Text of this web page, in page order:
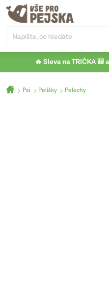
Přejít
obsah
🔥 Sleva na TRIČKA 🎒
Domů
Psi Pelíšky Pelechy